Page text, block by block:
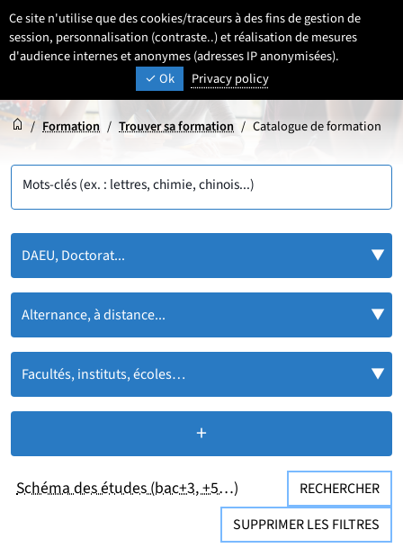
Ce site n'utilise que des cookies/traceurs à des fins de gestion de
session, personnalisation (contraste..) et réalisation de mesures
d'audience internes et anonymes (adresses IP anonymisées).
Ok
Privacy policy
Aller
au
contenu
Aller
au
menu
Aller
au
pied
page
UNIVERSITÉ DE LILLE
INSPIRONS DEMAIN
ParamétrageSélectionner une
FR
- Français
Accueil
Accueil
/ Formation / Trouver sa formation / Catalogue de formation
Mots-clés (ex. : lettres, chimie, chinois...)
DAEU, Doctorat...
Alternance, à distance...
Facultés, instituts, écoles…
+de critères de
Schéma des études (bac+3, +5…)
RECHERCHER
SUPPRIMER LES FILTRES